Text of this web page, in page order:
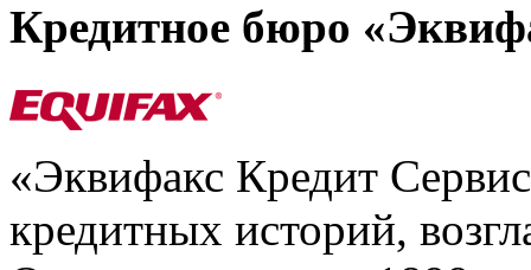
Кредитное бюро
«Эквифакс Кредит
кредитных историй,